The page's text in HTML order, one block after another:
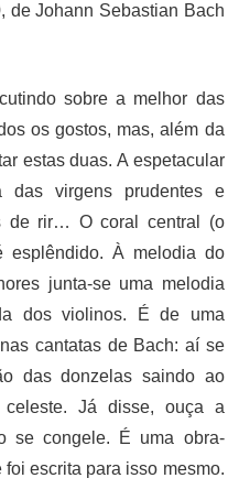
de Johann Sebastian Bach
sobre a melhor das
os gostos, mas, além da
estas duas. A espetacular
das virgens prudentes e
de rir… O coral central (o
esplêndido. À melodia do
junta-se uma melodia
dos violinos. É de uma
cantatas de Bach: aí se
das donzelas saindo ao
Já disse, ouça a
se congele. É uma obra-
foi escrita para isso mesmo.